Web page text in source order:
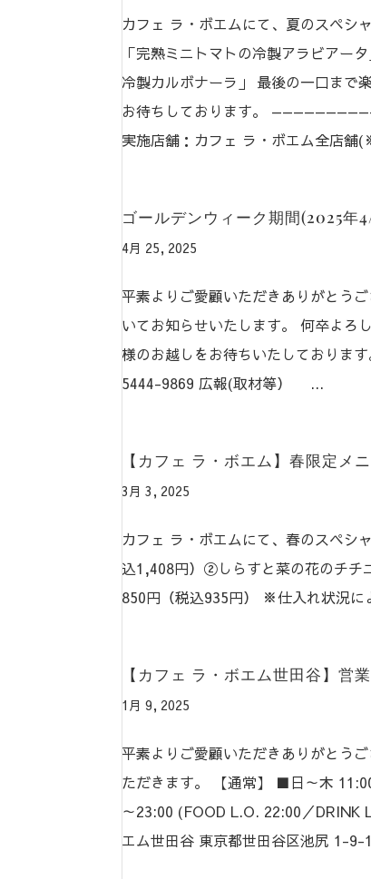
カフェ ラ・ボエムにて、夏のスペシ
「完熟ミニトマトの冷製アラビアー
冷製カルボナーラ」 最後の一口まで
お待ちしております。
実施店舗：カフェ ラ・ボエム全店舗
ゴールデンウィーク期間(2025年
4月 25, 2025
平素よりご愛顧いただきありがとう
いてお知らせいたします。 何卒よろ
様のお越しをお待ちいたしており
5444-9869 広報(取材等） ...
【カフェ ラ・ボエム】春限定メ
3月 3, 2025
カフェ ラ・ボエムにて、春のスペ
込1,408円）②しらすと菜の花のチ
850円（税込935円） ※仕入れ状況に
【カフェ ラ・ボエム世田谷】営
1月 9, 2025
平素よりご愛顧いただきありがとう
ただきます。 【通常】 ■日～木
～23:00 (FOOD L.O. 22:00／
エム世田谷 東京都世田谷区池尻 1-